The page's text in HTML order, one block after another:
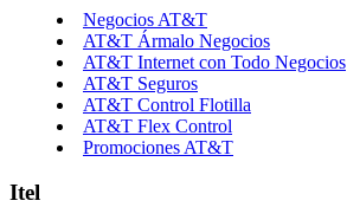
Negocios AT&T
AT&T Ármalo Negocios
AT&T Internet con Todo Negocios
AT&T Seguros
AT&T Control Flotilla
AT&T Flex Control
Promociones AT&T
Itel